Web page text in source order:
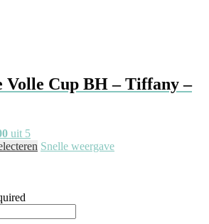
Volle Cup BH – Tiffany –
uit 5
Snelle weergave